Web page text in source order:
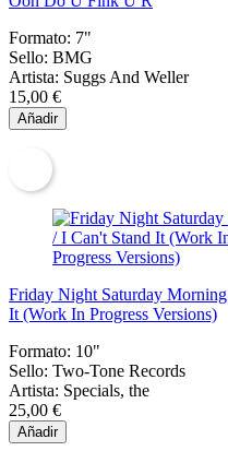
Formato: 7"
Sello: BMG
Artista: Suggs And Weller
15,00 €
Añadir
Friday Night Saturday
It (Work In Progress Versions)
Formato: 10"
Sello: Two-Tone Records
Artista: Specials, the
25,00 €
Añadir